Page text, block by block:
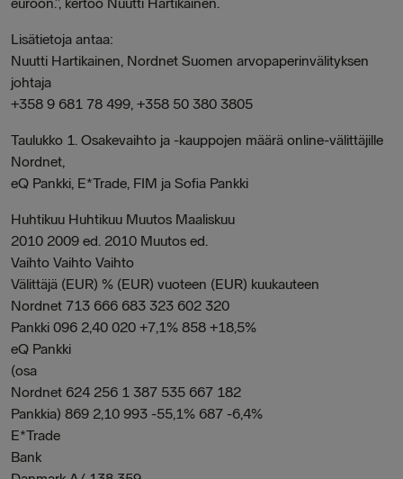
Lisätietoja antaa:
Nuutti Hartikainen, Nordnet Suomen arvopaperinvälityksen
johtaja
+358 9 681 78 499, +358 50 380 3805
Taulukko 1. Osakevaihto ja -kauppojen määrä online-välittäjille
Nordnet,
eQ Pankki, E*Trade, FIM ja Sofia Pankki
Huhtikuu Huhtikuu Muutos Maaliskuu
2010 2009 ed. 2010 Muutos ed.
Vaihto Vaihto Vaihto
Välittäjä (EUR) % (EUR) vuoteen (EUR) kuukauteen
Nordnet 713 666 683 323 602 320
Pankki 096 2,40 020 +7,1% 858 +18,5%
eQ Pankki
(osa
Nordnet 624 256 1 387 535 667 182
Pankkia) 869 2,10 993 -55,1% 687 -6,4%
E*Trade
Bank